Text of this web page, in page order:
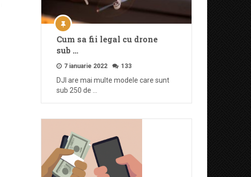
Cum sa fii legal cu drone
sub …
7 ianuarie 2022 133
DJI are mai multe modele care sunt
sub 250 de …